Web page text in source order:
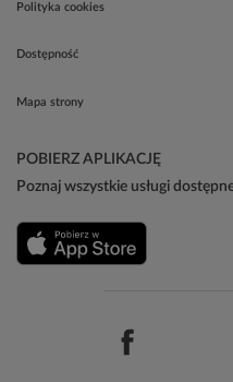
Polityka cookies
Dostępność
Mapa strony
POBIERZ APLIKACJĘ
Poznaj wszystkie usługi